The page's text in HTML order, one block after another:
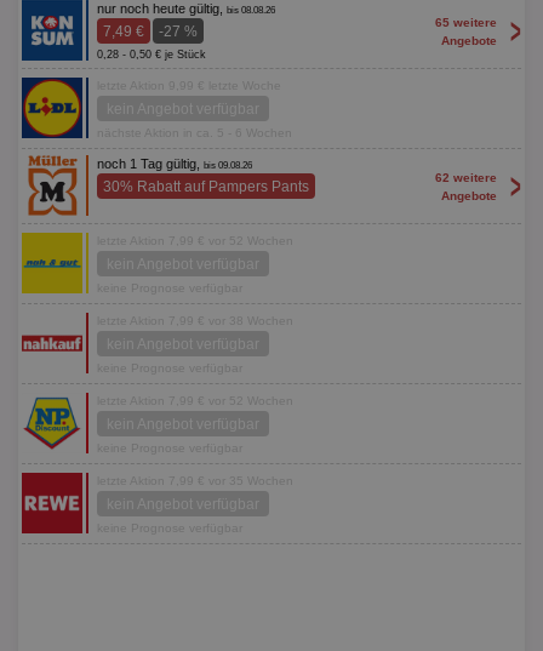
nur noch heute gültig, bis 08.08.26
7,49 € -27 %
0,28 - 0,50 € je Stück
65 weitere
Angebote
>
letzte Aktion 9,99 € letzte Woche
kein Angebot verfügbar
nächste Aktion in ca. 5 - 6 Wochen
noch 1 Tag gültig, bis 09.08.26
30% Rabatt auf Pampers Pants
62 weitere
Angebote
>
letzte Aktion 7,99 € vor 52 Wochen
kein Angebot verfügbar
keine Prognose verfügbar
letzte Aktion 7,99 € vor 38 Wochen
kein Angebot verfügbar
keine Prognose verfügbar
letzte Aktion 7,99 € vor 52 Wochen
kein Angebot verfügbar
keine Prognose verfügbar
letzte Aktion 7,99 € vor 35 Wochen
kein Angebot verfügbar
keine Prognose verfügbar